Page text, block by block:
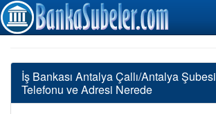
İş Bankası Antalya Çallı/Antalya
Telefonu ve Adresi Nerede